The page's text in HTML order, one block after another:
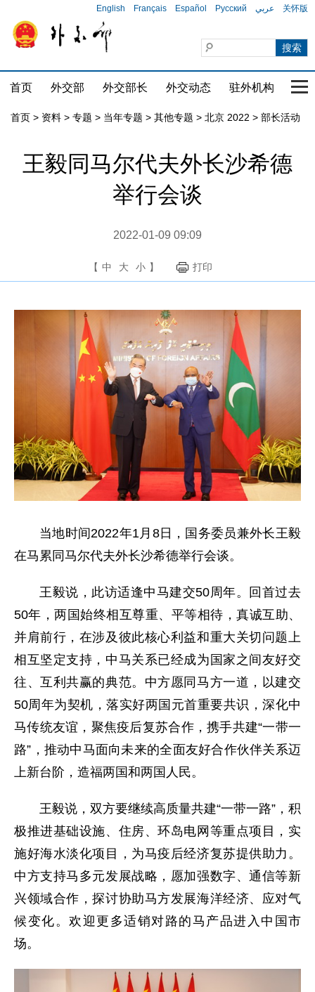
English Français Español Русский عربي 关怀版
首页 外交部 外交部长 外交动态 驻外机构 国
首页 > 资料 > 专题 > 当年专题 > 其他专题 > 北京 2022 > 部长活动
王毅同马尔代夫外长沙希德
举行会谈
2022-01-09 09:09
【 中 大 小 】 打印
当地时间2022年1月8日，国务委员兼外长王毅
在马累同马尔代夫外长沙希德举行会谈。
王毅说，此访适逢中马建交50周年。回首过去
50年，两国始终相互尊重、平等相待，真诚互助、
并肩前行，在涉及彼此核心利益和重大关切问题上
相互坚定支持，中马关系已经成为国家之间友好交
往、互利共赢的典范。中方愿同马方一道，以建交
50周年为契机，落实好两国元首重要共识，深化中
马传统友谊，聚焦疫后复苏合作，携手共建“一带一
路”，推动中马面向未来的全面友好合作伙伴关系迈
上新台阶，造福两国和两国人民。
王毅说，双方要继续高质量共建“一带一路”，积
极推进基础设施、住房、环岛电网等重点项目，实
施好海水淡化项目，为马疫后经济复苏提供助力。
中方支持马多元发展战略，愿加强数字、通信等新
兴领域合作，探讨协助马方发展海洋经济、应对气
候变化。欢迎更多适销对路的马产品进入中国市
场。